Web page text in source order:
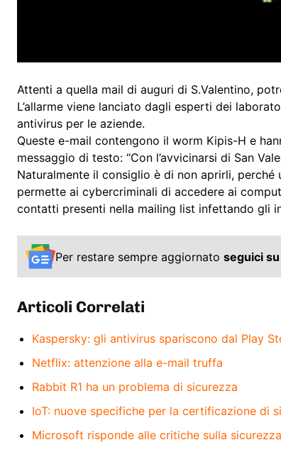
Attenti a quella mail di auguri di S.Valentino,
L’allarme viene lanciato dagli esperti dei
antivirus per le aziende.
Queste e-mail contengono il worm Kipis-H e
messaggio di testo: “Con l’avvicinarsi di San
Naturalmente il consiglio è di non aprirli,
permette ai cybercriminali di accedere ai
contatti presenti nella mailing list infettando gli
Per restare sempre aggiornato seguici
Articoli Correlati
Kaspersky: gli antivirus spariscono dal Play
Netflix: attenzione alla e-mail truffa
Rabbit R1 ha un problema di sicurezza
IoT: nuove specifiche per la certificazione di
Microsoft risponde alle critiche sulla sicurezza